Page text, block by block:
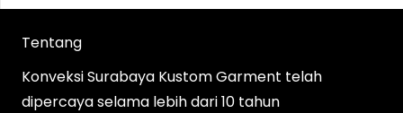
Tentang
Konveksi Surabaya Kustom Garment telah
dipercaya selama lebih dari 10 tahun